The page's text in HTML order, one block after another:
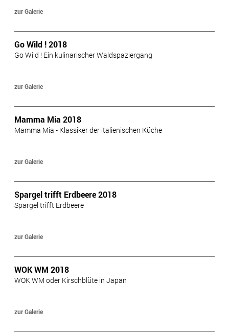
zur Galerie
Go Wild ! 2018
Go Wild ! Ein kulinarischer Waldspaziergang
zur Galerie
Mamma Mia 2018
Mamma Mia - Klassiker der italienischen Küche
zur Galerie
Spargel trifft Erdbeere 2018
Spargel trifft Erdbeere
zur Galerie
WOK WM 2018
WOK WM oder Kirschblüte in Japan
zur Galerie